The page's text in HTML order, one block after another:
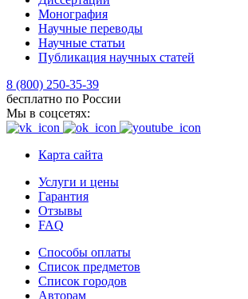
Монография
Научные переводы
Научные статьи
Публикация научных статей
8 (800) 250-35-39
бесплатно по России
Мы в соцсетях:
Карта сайта
Услуги и цены
Гарантия
Отзывы
FAQ
Способы оплаты
Список предметов
Список городов
Авторам